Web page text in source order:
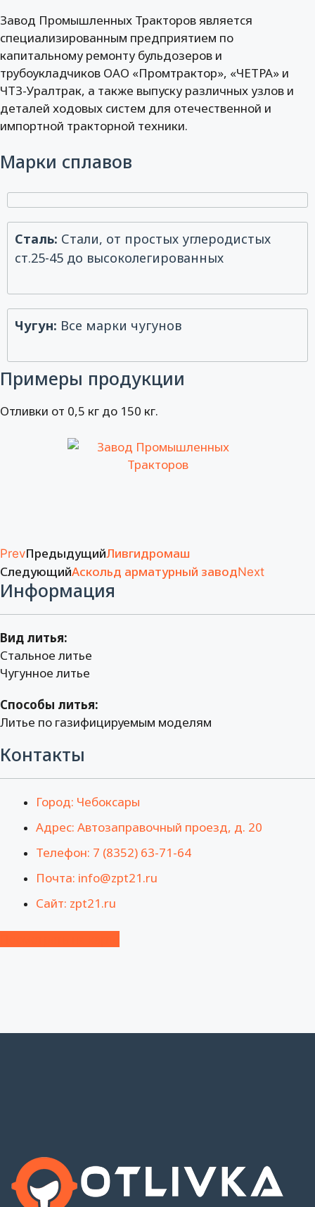
Завод Промышленных Тракторов является
специализированным предприятием по
капитальному ремонту бульдозеров и
трубоукладчиков ОАО «Промтрактор», «ЧЕТРА» и
ЧТЗ-Уралтрак, а также выпуску различных узлов и
деталей ходовых систем для отечественной и
импортной тракторной техники.
Марки сплавов
Сталь: Стали, от простых углеродистых
ст.25-45 до высоколегированных
Чугун: Все марки чугунов
Примеры продукции
Отливки от 0,5 кг до 150 кг.
PrevПредыдущийЛивгидромаш
СледующийАскольд арматурный заводNext
Информация
Вид литья:
Стальное литье
Чугунное литье
Способы литья:
Литье по газифицируемым моделям
Контакты
Город: Чебоксары
Адрес: Автозаправочный проезд, д. 20
Телефон: 7 (8352) 63-71-64
Почта: info@zpt21.ru
Сайт: zpt21.ru